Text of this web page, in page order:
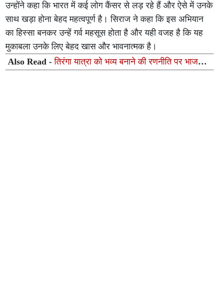
उन्होंने कहा कि भारत में कई लोग कैंसर से लड़ रहे हैं और ऐसे में उनके
साथ खड़ा होना बेहद महत्वपूर्ण है। सिराज ने कहा कि इस अभियान
का हिस्सा बनकर उन्हें गर्व महसूस होता है और यही वजह है कि यह
मुकाबला उनके लिए बेहद खास और भावनात्मक है।
Also Read -तिरंगा यात्रा को भव्य बनाने की रणनीति पर भाजपा
की जिला स्तरीय बैठक